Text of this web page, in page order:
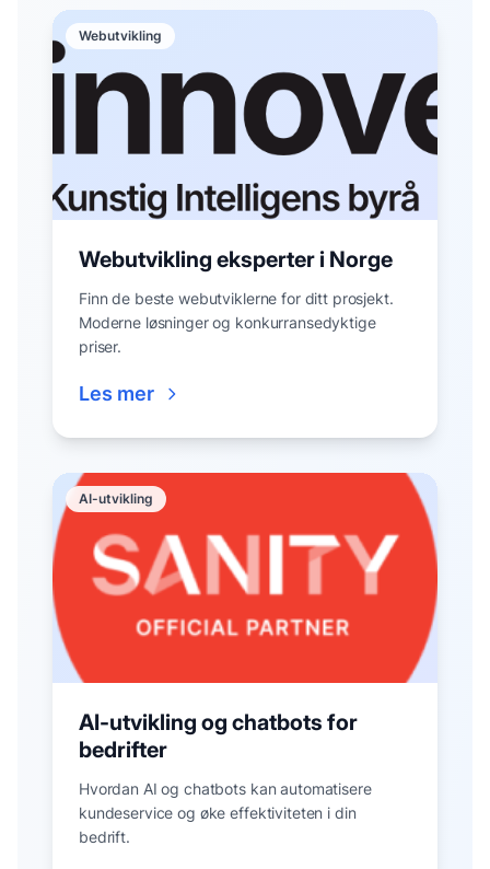
Webutvikling
Webutvikling eksperter i Norge
Finn de beste webutviklerne for ditt prosjekt.
Moderne løsninger og konkurransedyktige
priser.
Les mer
AI-utvikling
AI-utvikling og chatbots for
bedrifter
Hvordan AI og chatbots kan automatisere
kundeservice og øke effektiviteten i din
bedrift.